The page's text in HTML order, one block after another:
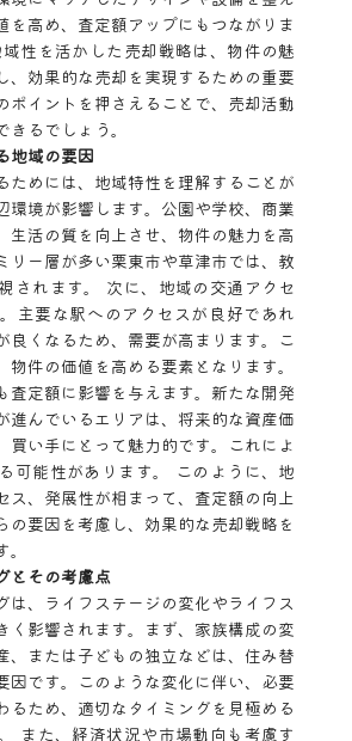
を高め、査定額アップにもつながりま
性を活かした売却戦略は、物件の魅
、効果的な売却を実現するための重要
ポイントを押さえることで、売却活動
るでしょう。
地域の要因
ためには、地域特性を理解することが
環境が影響します。公園や学校、商業
生活の質を向上させ、物件の魅力を高
リー層が多い栗東市や草津市では、教
されます。 次に、地域の交通アクセ
主要な駅へのアクセスが良好であれ
良くなるため、需要が高まります。こ
物件の価値を高める要素となります。
査定額に影響を与えます。新たな開発
進んでいるエリアは、将来的な資産価
買い手にとって魅力的です。これによ
可能性があります。 このように、地
ス、発展性が相まって、査定額の向上
の要因を考慮し、効果的な売却戦略を
とその考慮点
は、ライフステージの変化やライフス
く影響されます。まず、家族構成の変
、または子どもの独立などは、住み替
因です。このような変化に伴い、必要
るため、適切なタイミングを見極める
また、経済状況や市場動向も考慮す